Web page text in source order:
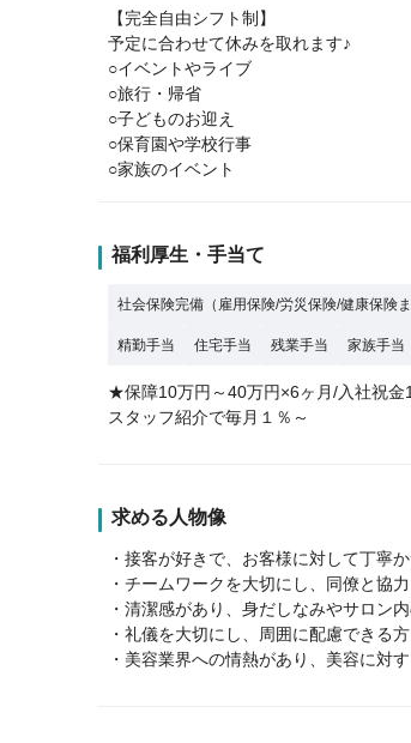
【完全自由シフト制】
予定に合わせて休みを取れます♪
○イベントやライブ
○旅行・帰省
○子どものお迎え
○保育園や学校行事
○家族のイベント
福利厚生・手当て
社会保険完備（雇用保険/労災保険/健康保険
精勤手当 住宅手当 残業手当 家族手当
★保障10万円～40万円×6ヶ月/入社祝金
スタッフ紹介で毎月１％～
求める人物像
・接客が好きで、お客様に対して丁寧
・チームワークを大切にし、同僚と協
・清潔感があり、身だしなみやサロン
・礼儀を大切にし、周囲に配慮できる方
・美容業界への情熱があり、美容に対